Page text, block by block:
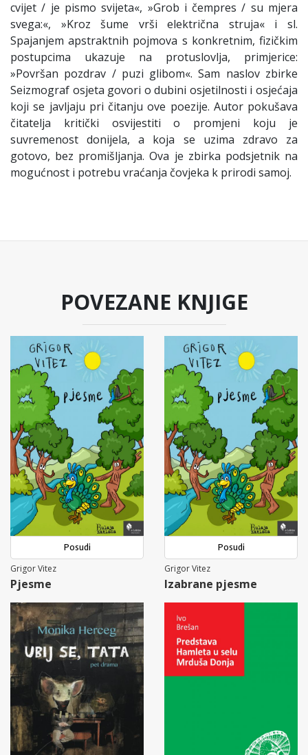
cvijet / je pismo svijeta«, »Grob i čempres / su mjera
svega:«, »Kroz šume vrši električna struja« i sl.
Spajanjem apstraktnih pojmova s konkretnim, fizičkim
postupcima ukazuje na protuslovlja, primjerice:
»Površan pozdrav / puzi glibom«. Sam naslov zbirke
Seizmograf osjeta govori o dubini osjetilnosti i osjećaja
koji se javljaju pri čitanju ove poezije. Autor pokušava
čitatelja kritički osvijestiti o promjeni koju je
suvremenost donijela, a koja se uzima zdravo za
gotovo, bez promišljanja. Ova je zbirka podsjetnik na
mogućnost i potrebu vraćanja čovjeka k prirodi samoj.
POVEZANE KNJIGE
Posudi
Grigor Vitez
Pjesme
Posudi
Grigor Vitez
Izabrane pjesme